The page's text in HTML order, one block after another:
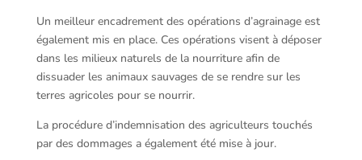
Un meilleur encadrement des opérations d’agrainage est
également mis en place. Ces opérations visent à déposer
dans les milieux naturels de la nourriture afin de
dissuader les animaux sauvages de se rendre sur les
terres agricoles pour se nourrir.
La procédure d’indemnisation des agriculteurs touchés
par des dommages a également été mise à jour.